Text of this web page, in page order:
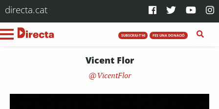
directa.cat
SUBSCRIU-T'HI FES UNA DONACIÓ
Vicent Flor
VicentFlor